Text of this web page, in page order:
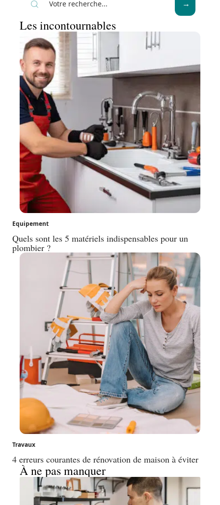
Les incontournables
Equipement
Quels sont les 5 matériels indispensables pour un
plombier ?
Travaux
4 erreurs courantes de rénovation de maison à éviter
À ne pas manquer